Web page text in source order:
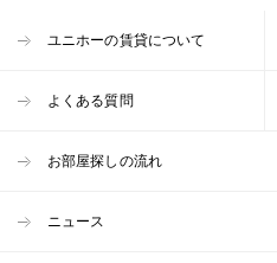
ユニホーの賃貸について
よくある質問
お部屋探しの流れ
ニュース